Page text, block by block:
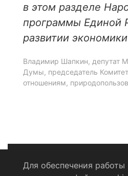
в этом разделе
программы Единой
развитии
Владимир Шапкин, депутат
Думы, председатель
отношениям,
Для обеспечения